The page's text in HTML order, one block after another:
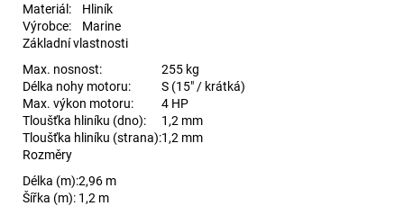
Materiál:
Hliník
Výrobce:
Marine
Základní vlastnosti
Max. nosnost:
255 kg
Délka nohy motoru:
S (15" / krátká)
Max. výkon motoru:
4 HP
Tloušťka hliníku (dno):
1,2 mm
Tloušťka hliníku (strana):1,2 mm
Rozměry
Délka (m):2,96 m
Šířka (m): 1,2 m